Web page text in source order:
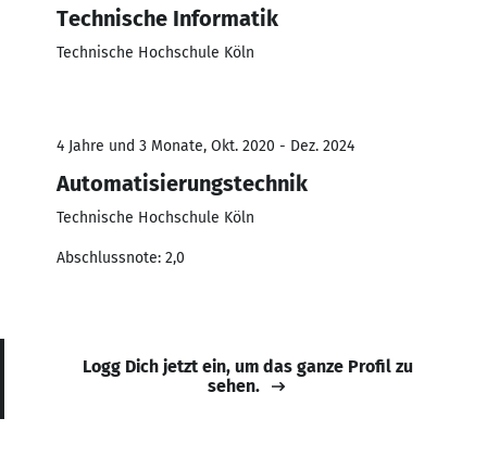
Technische Informatik
Technische Hochschule Köln
4 Jahre und 3 Monate, Okt. 2020 - Dez. 2024
Automatisierungstechnik
Technische Hochschule Köln
Abschlussnote: 2,0
Logg Dich jetzt ein, um das ganze Profil zu
sehen.